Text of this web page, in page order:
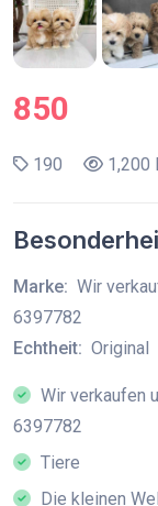
850
190 1,200
Marke: Wir
6397782
Echtheit: Original
Wir verkaufen
6397782
Tiere
Die kleinen